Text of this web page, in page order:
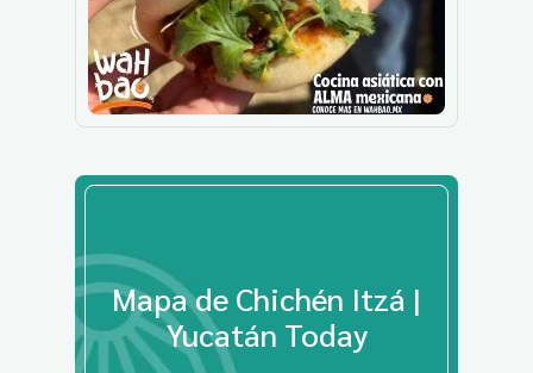
Mapa de Chichén Itzá |
Yucatán Today